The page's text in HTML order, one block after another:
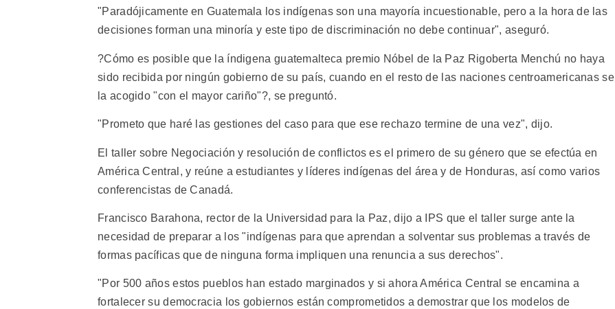
"Paradójicamente en Guatemala los indígenas son una mayoría incuestionable, pero a la hora de las
decisiones forman una minoría y este tipo de discriminación no debe continuar", aseguró.
?Cómo es posible que la índigena guatemalteca premio Nóbel de la Paz Rigoberta Menchú no haya
sido recibida por ningún gobierno de su país, cuando en el resto de las naciones centroamericanas se
la acogido "con el mayor cariño"?, se preguntó.
"Prometo que haré las gestiones del caso para que ese rechazo termine de una vez", dijo.
El taller sobre Negociación y resolución de conflictos es el primero de su género que se efectúa en
América Central, y reúne a estudiantes y líderes indígenas del área y de Honduras, así como varios
conferencistas de Canadá.
Francisco Barahona, rector de la Universidad para la Paz, dijo a IPS que el taller surge ante la
necesidad de preparar a los "indígenas para que aprendan a solventar sus problemas a través de
formas pacíficas que de ninguna forma impliquen una renuncia a sus derechos".
"Por 500 años estos pueblos han estado marginados y si ahora América Central se encamina a
fortalecer su democracia los gobiernos están comprometidos a demostrar que los modelos de